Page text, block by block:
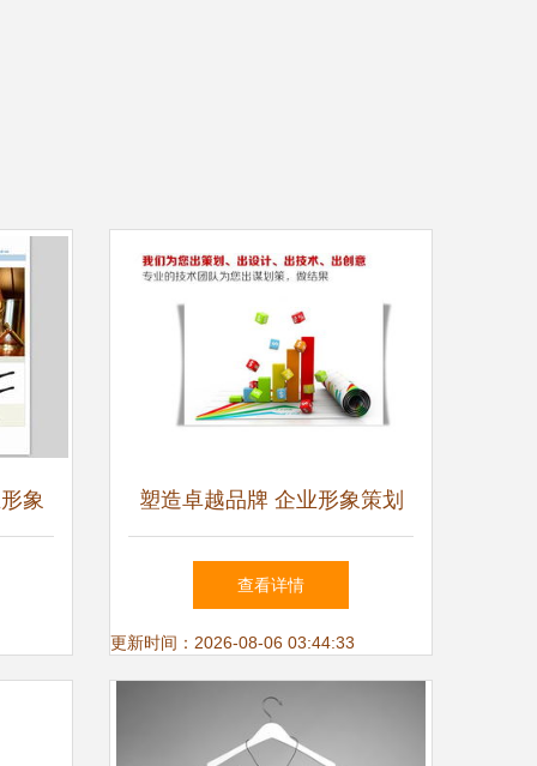
象 塑造卓越品牌 企业形象策划
的核心价值与实践路径
查看详情
更新时间：2026-08-06 03:44:33